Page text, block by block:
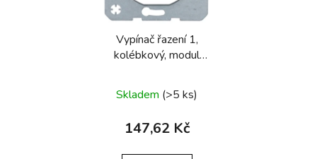
Vypínač řazení 1,
kolébkový, modul
Skladem (>5 ks)
147,62 Kč